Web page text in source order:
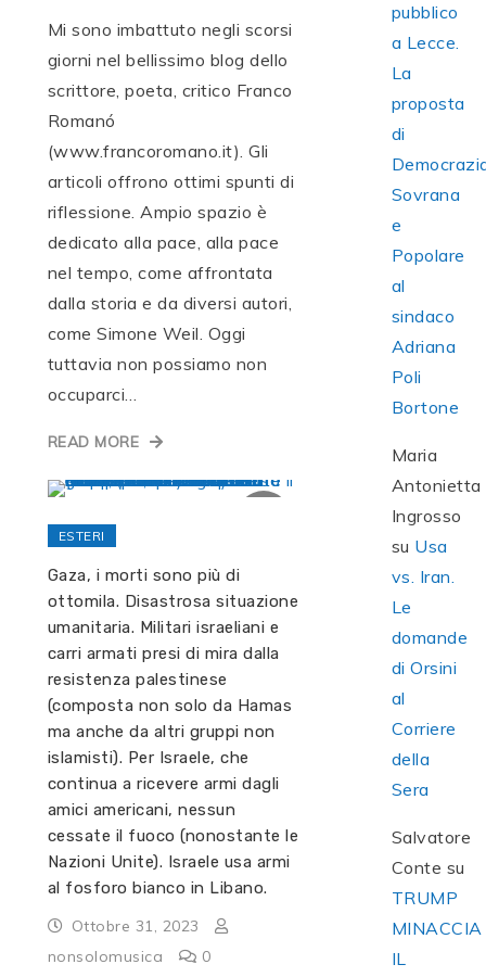
Mi sono imbattuto negli scorsi
giorni nel bellissimo blog dello
scrittore, poeta, critico Franco
Romanó
(www.francoromano.it). Gli
articoli offrono ottimi spunti di
riflessione. Ampio spazio è
dedicato alla pace, alla pace
nel tempo, come affrontata
dalla storia e da diversi autori,
come Simone Weil. Oggi
tuttavia non possiamo non
occuparci…
READ MORE
ESTERI
Gaza, i morti sono più di
ottomila. Disastrosa situazione
umanitaria. Militari israeliani e
carri armati presi di mira dalla
resistenza palestinese
(composta non solo da Hamas
ma anche da altri gruppi non
islamisti). Per Israele, che
continua a ricevere armi dagli
amici americani, nessun
cessate il fuoco (nonostante le
Nazioni Unite). Israele usa armi
al fosforo bianco in Libano.
Ottobre 31, 2023
nonsolomusica
0
pubblico
a Lecce.
La
proposta
di
Sovrana
e
Popolare
al
sindaco
Adriana
Poli
Bortone
Maria
Antonietta
Ingrosso
su Usa
vs. Iran.
Le
domande
di Orsini
al
Corriere
della
Sera
Salvatore
Conte su
TRUMP
MINACCIA
IL